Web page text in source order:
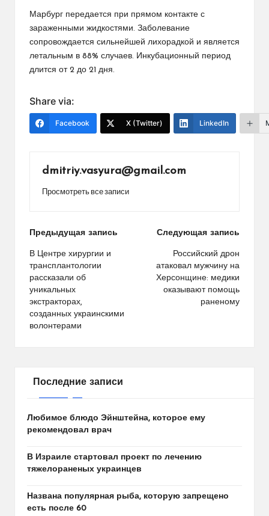
Марбург передается при прямом контакте с
зараженными жидкостями. Заболевание
сопровождается сильнейшей лихорадкой и является
летальным в 88% случаев. Инкубационный период
длится от 2 до 21 дня.
Share via:
Facebook X (Twitter) LinkedIn
dmitriy.vasyura@gmail.com
Просмотреть все записи
Навигация
по
записям
Предыдущая запись
В Центре хирургии и
трансплантологии
рассказали об
уникальных
экстракторах,
созданных украинскими
волонтерами
Следующая запись
Российский дрон
атаковал мужчину на
Херсонщине: медики
оказывают помощь
раненому
Последние записи
Любимое блюдо Эйнштейна, которое ему
рекомендовал врач
В Израиле стартовал проект по лечению
тяжелораненых украинцев
Названа популярная рыба, которую запрещено
есть после 60